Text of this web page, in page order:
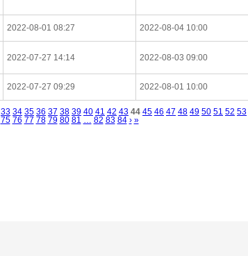
2022-08-01 08:27 2022-08-04 10:00
2022-07-27 14:14 2022-08-03 09:00
2022-07-27 09:29 2022-08-01 10:00
33 34 35 36 37 38 39 40 41 42 43 44 45 46 47 48 49 50 51 52 53
75 76 77 78 79 80 81 … 82 83 84 › »